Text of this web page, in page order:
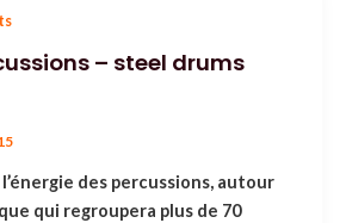
– steel drums
des percussions, autour
qui regroupera plus de 70